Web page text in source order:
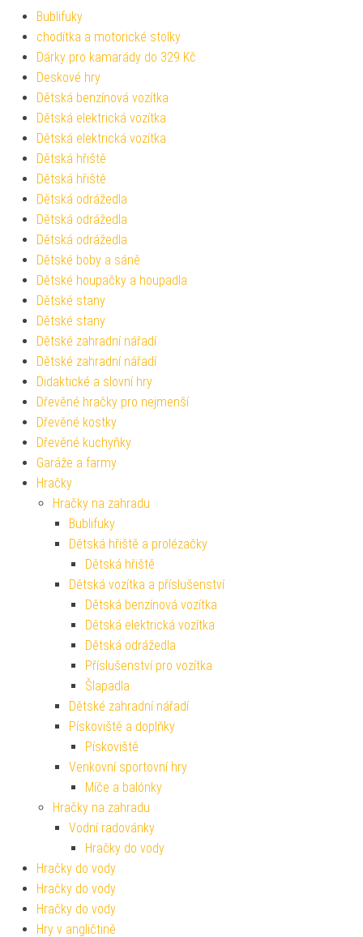
Bublifuky
chodítka a motorické stolky
Dárky pro kamarády do 329 Kč
Deskové hry
Dětská benzínová vozítka
Dětská elektrická vozítka
Dětská elektrická vozítka
Dětská hřiště
Dětská hřiště
Dětská odrážedla
Dětská odrážedla
Dětská odrážedla
Dětské boby a sáně
Dětské houpačky a houpadla
Dětské stany
Dětské stany
Dětské zahradní nářadí
Dětské zahradní nářadí
Didaktické a slovní hry
Dřevěné hračky pro nejmenší
Dřevěné kostky
Dřevěné kuchyňky
Garáže a farmy
Hračky
Hračky na zahradu
Bublifuky
Dětská hřiště a prolézačky
Dětská hřiště
Dětská vozítka a příslušenství
Dětská benzínová vozítka
Dětská elektrická vozítka
Dětská odrážedla
Příslušenství pro vozítka
Šlapadla
Dětské zahradní nářadí
Pískoviště a doplňky
Pískoviště
Venkovní sportovní hry
Míče a balónky
Hračky na zahradu
Vodní radovánky
Hračky do vody
Hračky do vody
Hračky do vody
Hračky do vody
Hry v angličtině